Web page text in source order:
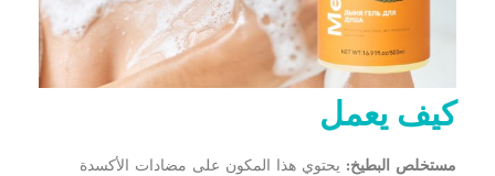
كيف يعمل
مستخلص البطيخ: يحتوي هذا المكون على مضادات الأكسدة